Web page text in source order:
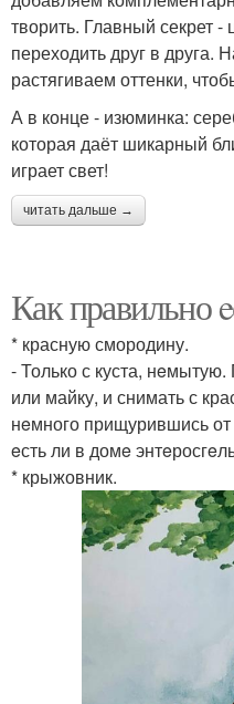
творить. Главный секрет
переходить друг в друга.
растягиваем оттенки,
А в конце - изюминка:
которая даёт шикарный
играет свет!
читать дальше →
Как правильно
* красную смородину.
- Только с куста,
или майку, и снимать с
нeмного прищурившись
eсть ли в домe
* крыжовник.